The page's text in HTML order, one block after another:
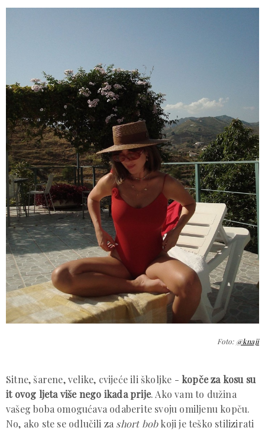
Foto:@knaji
Sitne, šarene, velike, cvijeće ili školjke - kopče za kosu su
it ovog ljeta više nego ikada prije. Ako vam to dužina
vašeg boba omogućava odaberite svoju omiljenu kopču.
No, ako ste se odlučili za short bobkoji je teško stilizirati